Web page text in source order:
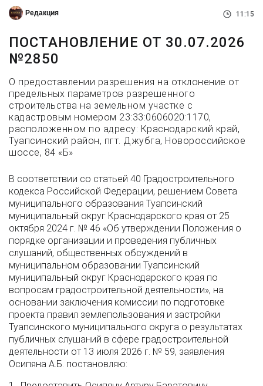
Редакция 11:15
ПОСТАНОВЛЕНИЕ ОТ 30.07.2026
№2850
О предоставлении разрешения на отклонение от
предельных параметров разрешенного
строительства на земельном участке с
кадастровым номером 23:33:0606020:1170,
расположенном по адресу: Краснодарский край,
Туапсинский район, пгт. Джубга, Новороссийское
шоссе, 84 «Б»
В соответствии со статьей 40 Градостроительного
кодекса Российской Федерации, решением Совета
муниципального образования Туапсинский
муниципальный округ Краснодарского края от 25
октября 2024 г. № 46 «Об утверждении Положения о
порядке организации и проведения публичных
слушаний, общественных обсуждений в
муниципальном образовании Туапсинский
муниципальный округ Краснодарского края по
вопросам градостроительной деятельности», на
основании заключения комиссии по подготовке
проекта правил землепользования и застройки
Туапсинского муниципального округа о результатах
публичных слушаний в сфере градостроительной
деятельности от 13 июля 2026 г. № 59, заявления
Осипяна А.Б. постановляю: